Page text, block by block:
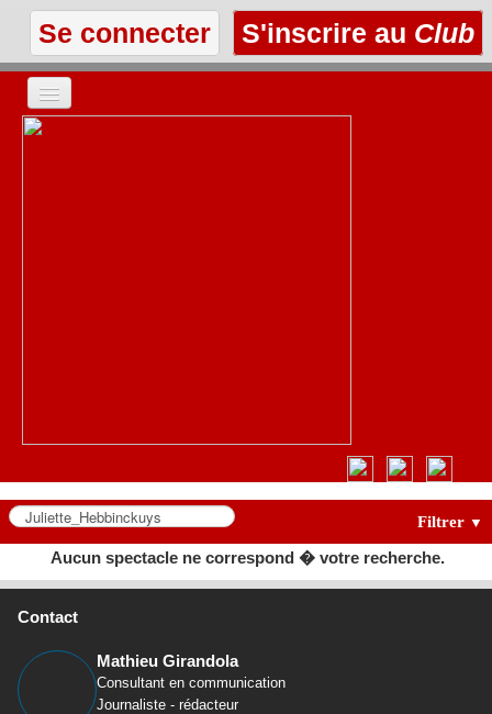
Se connecter S'inscrire au Club
Filtrer ▼
Aucun spectacle ne correspond � votre recherche.
Contact
Mathieu Girandola
Consultant en communication
Journaliste - rédacteur